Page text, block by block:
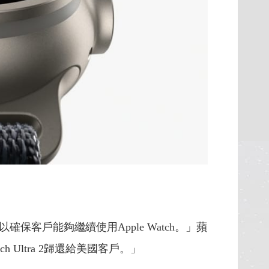
保客戶能夠繼續使用Apple Watch。」蘋
Ultra 2歸還給美國客戶。」